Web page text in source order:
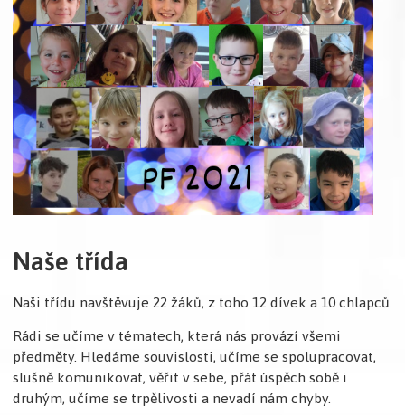
Naše třída
Naši třídu navštěvuje 22 žáků, z toho 12 dívek a 10 chlapců.
Rádi se učíme v tématech, která nás provází všemi
předměty. Hledáme souvislosti, učíme se spolupracovat,
slušně komunikovat, věřit v sebe, přát úspěch sobě i
druhým, učíme se trpělivosti a nevadí nám chyby.